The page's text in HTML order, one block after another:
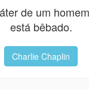
de um
está bêbado.
Charlie Chaplin